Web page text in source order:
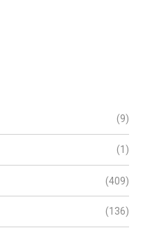
(9)
(1)
(409)
(136)